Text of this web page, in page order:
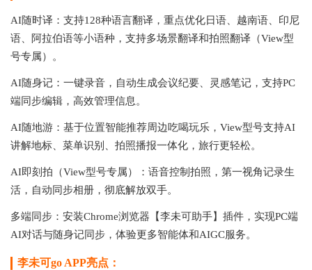
AI随时译：支持128种语言翻译，重点优化日语、越南语、印尼
语、阿拉伯语等小语种，支持多场景翻译和拍照翻译（View型
号专属）。
AI随身记：一键录音，自动生成会议纪要、灵感笔记，支持PC
端同步编辑，高效管理信息。
AI随地游：基于位置智能推荐周边吃喝玩乐，View型号支持AI
讲解地标、菜单识别、拍照播报一体化，旅行更轻松。
AI即刻拍（View型号专属）：语音控制拍照，第一视角记录生
活，自动同步相册，彻底解放双手。
多端同步：安装Chrome浏览器【李未可助手】插件，实现PC端
AI对话与随身记同步，体验更多智能体和AIGC服务。
李未可go APP亮点：